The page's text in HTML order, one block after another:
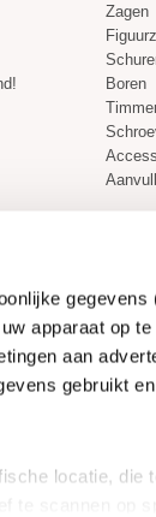
apparaat op
aan
gebruikt
locatie, die
Zagen
Boren